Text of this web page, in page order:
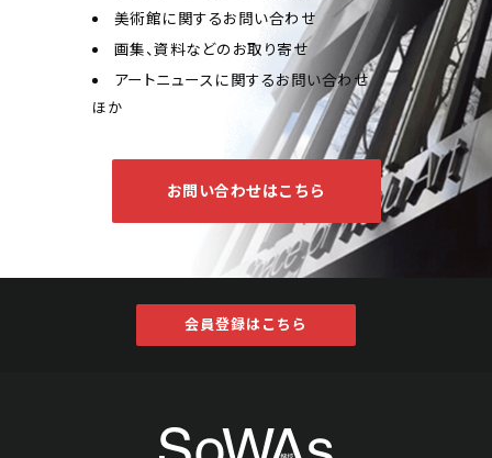
美術館に関するお問い合わせ
画集、資料などのお取り寄せ
アートニュースに関するお問い合わせ
ほか
お問い合わせはこちら
会員登録はこちら